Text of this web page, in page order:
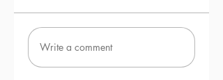
Write a comment